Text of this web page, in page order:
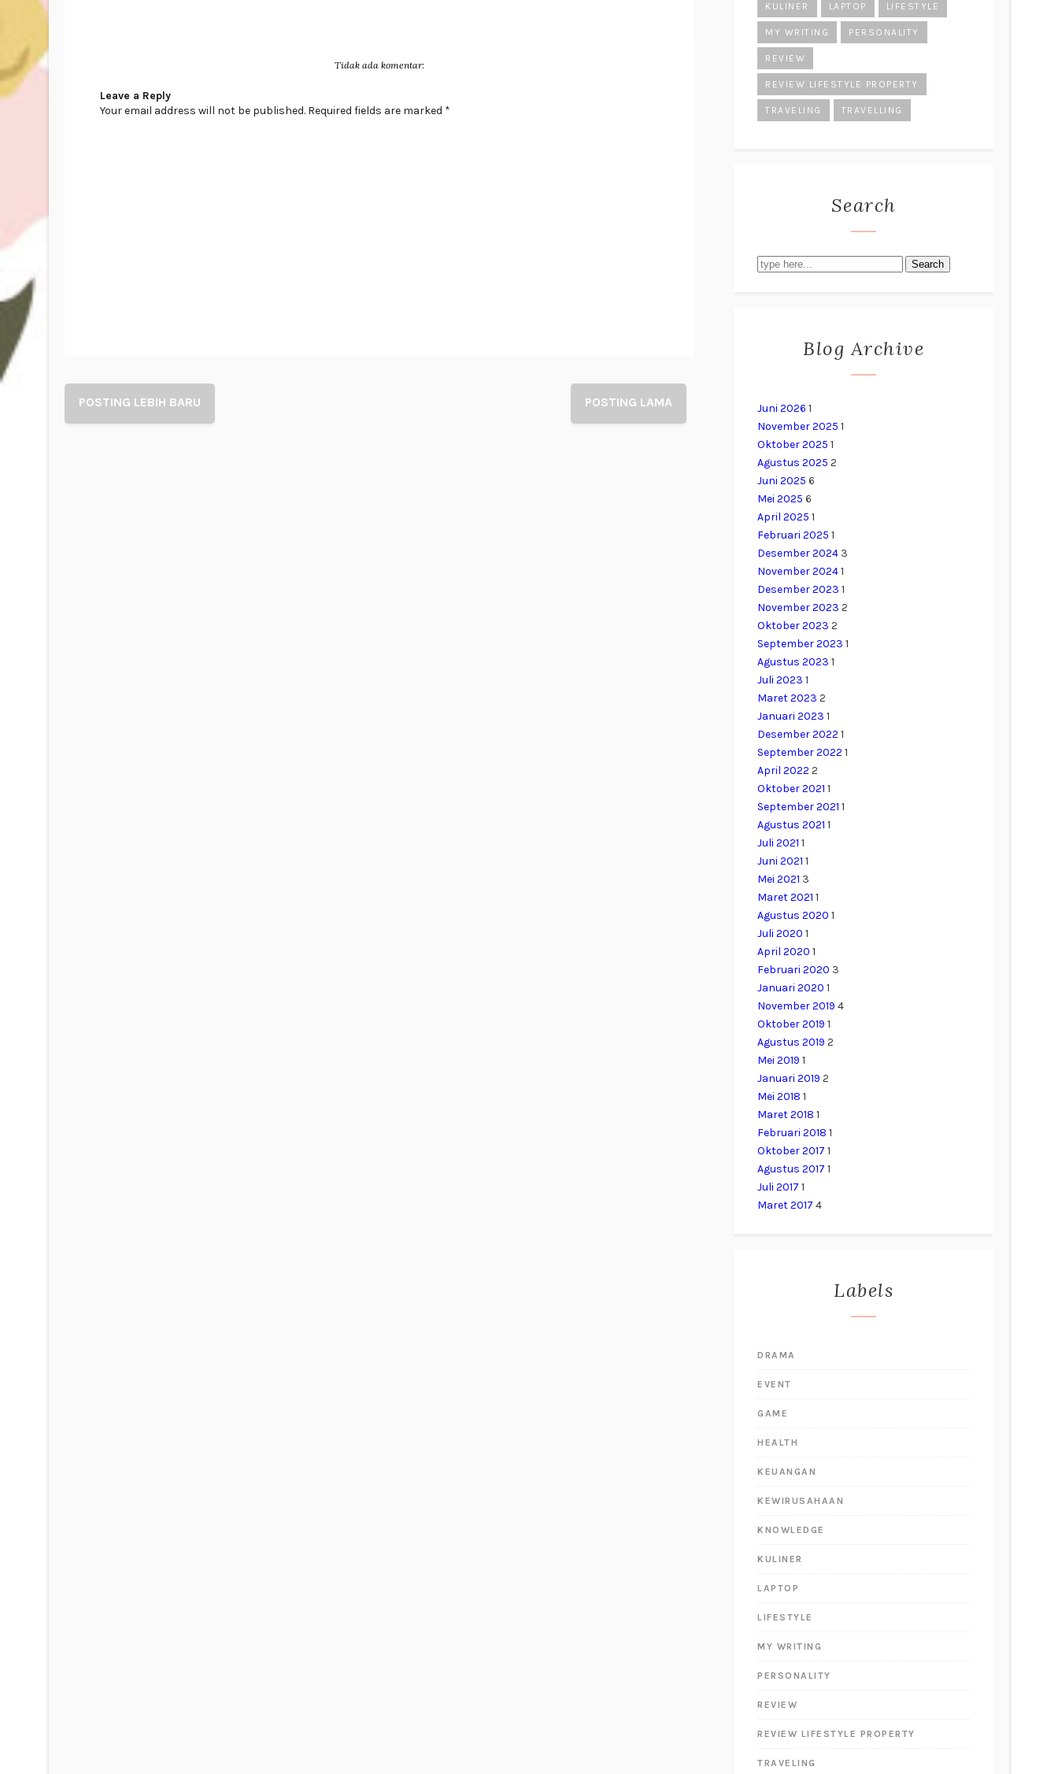
Tidak ada komentar:
Leave a Reply
Your email address will not be published. Required fields are marked *
POSTING LEBIH BARU POSTING LAMA
KULINER LAPTOP LIFESTYLE
MY WRITING PERSONALITY
REVIEW
REVIEW LIFESTYLE PROPERTY
TRAVELING TRAVELLING
Search
Search
Blog Archive
Juni 2026 1
November 2025 1
Oktober 2025 1
Agustus 2025 2
Juni 2025 6
Mei 2025 6
April 2025 1
Februari 2025 1
Desember 2024 3
November 20241
Desember 2023 1
November 2023 2
Oktober 2023 2
September 2023 1
Agustus 2023 1
Juli 2023 1
Maret 2023 2
Januari 2023 1
Desember 2022 1
September 2022 1
April 2022 2
Oktober 2021 1
September 2021 1
Agustus 2021 1
Juli 2021 1
Juni 2021 1
Mei 2021 3
Maret 2021 1
Agustus 2020 1
Juli 2020 1
April 2020 1
Februari 2020 3
Januari 2020 1
November 2019 4
Oktober 2019 1
Agustus 2019 2
Mei 2019 1
Januari 2019 2
Mei 2018 1
Maret 2018 1
Februari 2018 1
Oktober 2017 1
Agustus 2017 1
Juli 2017 1
Maret 2017 4
Labels
DRAMA
EVENT
GAME
HEALTH
KEUANGAN
KEWIRUSAHAAN
KNOWLEDGE
KULINER
LAPTOP
LIFESTYLE
MY WRITING
PERSONALITY
REVIEW
REVIEW LIFESTYLE PROPERTY
TRAVELING